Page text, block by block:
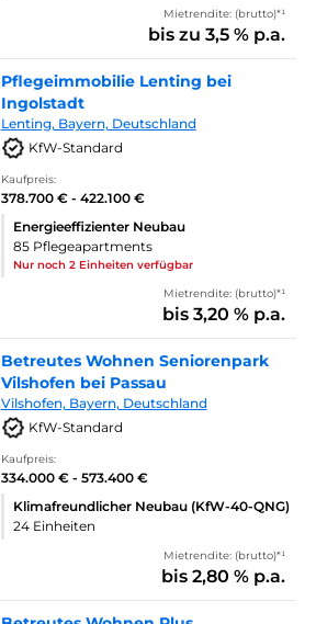
Mietrendite: (brutto)*¹
bis zu 3,5 % p.a.
Pflegeimmobilie Lenting bei
Ingolstadt
Lenting, Bayern, Deutschland
KfW-Standard
Kaufpreis:
378.700 € - 422.100 €
Energieeffizienter Neubau
85 Pflegeapartments
Nur noch 2 Einheiten verfügbar
Mietrendite: (brutto)*¹
bis 3,20 % p.a.
Betreutes Wohnen Seniorenpark
Vilshofen bei Passau
Vilshofen, Bayern, Deutschland
KfW-Standard
Kaufpreis:
334.000 € - 573.400 €
Klimafreundlicher Neubau (KfW-40-QNG)
24 Einheiten
Mietrendite: (brutto)*¹
bis 2,80 % p.a.